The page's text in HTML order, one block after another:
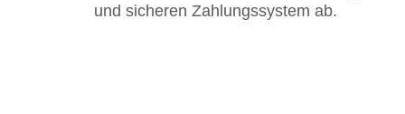
und sicheren Zahlungssystem ab.